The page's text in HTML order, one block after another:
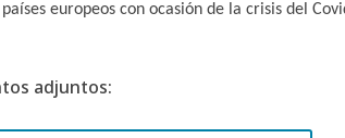
europeos con ocasión de la crisis del
adjuntos: